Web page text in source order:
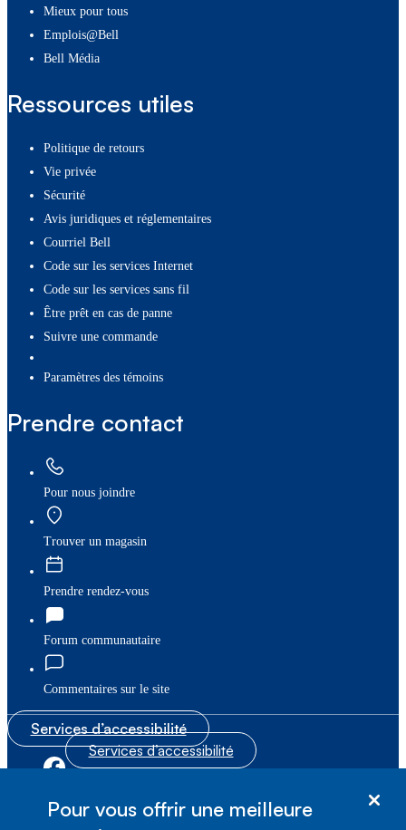
Mieux pour tous
Emplois@Bell
Bell Média
Ressources utiles
Politique de retours
Vie privée
Sécurité
Avis juridiques et réglementaires
Courriel Bell
Code sur les services Internet
Code sur les services sans fil
Être prêt en cas de panne
Suivre une commande
paramètres des témoins
Prendre contact
Pour nous joindre
Trouver un magasin
Prendre rendez-vous
Forum communautaire
Commentaires sur le site
Services d’accessibilité
Services d’accessibilité
Pour vous offrir une meilleure